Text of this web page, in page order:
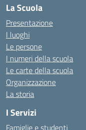
La Scuola
Presentazione
I luoghi
Le persone
I numeri della scuola
Le carte della scuola
Organizzazione
La storia
I Servizi
Famiglie e studenti